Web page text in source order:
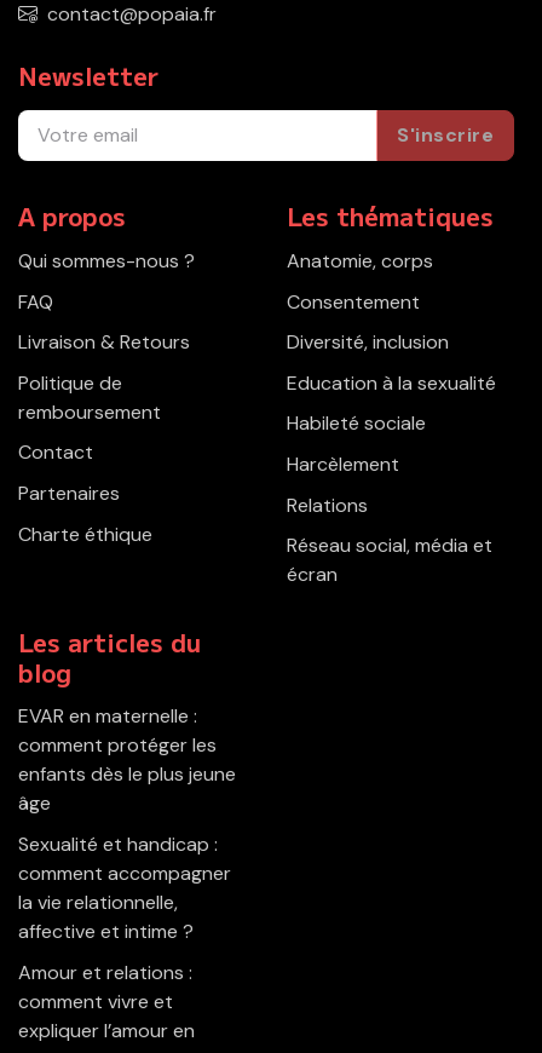
contact@popaia.fr
Newsletter
S'inscrire
A propos
Qui sommes-nous ?
FAQ
Livraison & Retours
Politique de
remboursement
Contact
Partenaires
Charte éthique
Les thématiques
Anatomie, corps
Consentement
Diversité, inclusion
Education à la sexualité
Habileté sociale
Harcèlement
Relations
Réseau social, média et
écran
Les articles du
blog
EVAR en maternelle :
comment protéger les
enfants dès le plus jeune
âge
Sexualité et handicap :
comment accompagner
la vie relationnelle,
affective et intime ?
Amour et relations :
comment vivre et
expliquer l’amour en